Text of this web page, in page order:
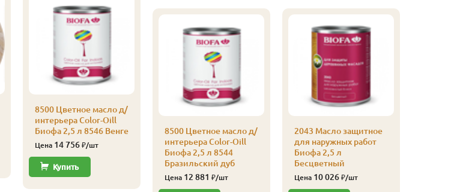
8500 Цветное масло д/
интерьера Color-Oill
Биофа 2,5 л 8546 Венге
Цена 14 756₽/шт
Купить
8500 Цветное масло д/
интерьера Color-Oill
Биофа 2,5 л 8544
Бразильский дуб
Цена 12 881 ₽/шт
2043 Масло защитное
для наружных работ
Биофа 2,5 л
Бесцветный
Цена 10 026₽/шт